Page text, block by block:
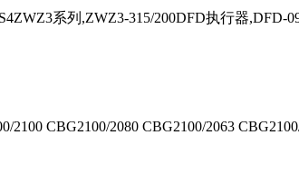
系列,ZWZ3-315/200DFD执行器,DFD-
2100 CBG2100/2080 CBG2100/2063